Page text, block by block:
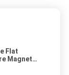
Flat
Magnet